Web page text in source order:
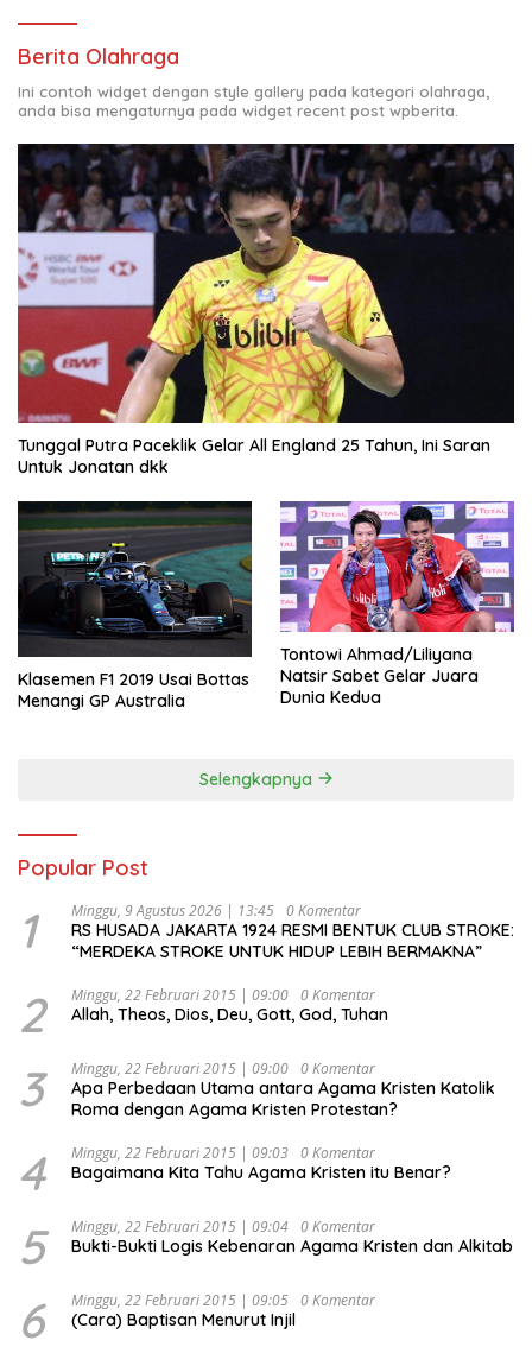
Berita Olahraga
Ini contoh widget dengan style gallery pada kategori olahraga,
anda bisa mengaturnya pada widget recent post wpberita.
Tunggal Putra Paceklik Gelar All England 25 Tahun, Ini Saran
Untuk Jonatan dkk
Klasemen F1 2019 Usai Bottas
Menangi GP Australia
Tontowi Ahmad/Liliyana
Natsir Sabet Gelar Juara
Dunia Kedua
Selengkapnya
Popular Post
1 Minggu, 9 Agustus 2026 | 13:45 0 Komentar
RS HUSADA JAKARTA 1924 RESMI BENTUK CLUB STROKE:
“MERDEKA STROKE UNTUK HIDUP LEBIH BERMAKNA”
2 Minggu, 22 Februari 2015 | 09:00 0 Komentar
Allah, Theos, Dios, Deu, Gott, God, Tuhan
3 Minggu, 22 Februari 2015 | 09:00 0 Komentar
Apa Perbedaan Utama antara Agama Kristen Katolik
Roma dengan Agama Kristen Protestan?
4 Minggu, 22 Februari 2015 | 09:03 0 Komentar
Bagaimana Kita Tahu Agama Kristen itu Benar?
5 Minggu, 22 Februari 2015 | 09:04 0 Komentar
Bukti-Bukti Logis Kebenaran Agama Kristen dan Alkitab
6 Minggu, 22 Februari 2015 | 09:05 0 Komentar
(Cara) Baptisan Menurut Injil